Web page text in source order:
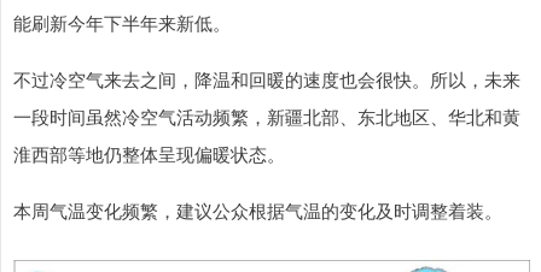
能刷新今年下半年来新低。
不过冷空气来去之间，降温和回暖的速度也会很快。所以，未来
一段时间虽然冷空气活动频繁，新疆北部、东北地区、华北和黄
淮西部等地仍整体呈现偏暖状态。
本周气温变化频繁，建议公众根据气温的变化及时调整着装。